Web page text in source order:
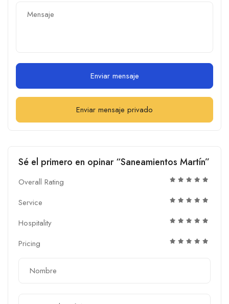
Enviar mensaje
Enviar mensaje privado
Sé el primero en opinar “Saneamientos Martín”
Overall Rating
Service
Hospitality
Pricing